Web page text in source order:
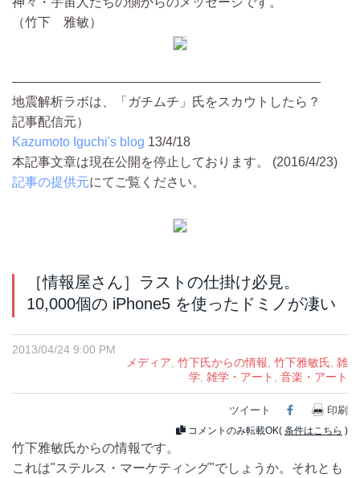
（竹下 雅敏）
————————————————————————
地震解析ラボは、「ガチムチ」氏をスカウトしたら？
記事配信元）
Kazumoto Iguchi's blog 13/4/18
本記事文章は現在公開を停止しております。 (2016/4/23)
記事の提供元にてご覧ください。
［情報屋さん］ラストの仕掛け必見。
10,000個の iPhone5 を使ったドミノが凄い
2013/04/24 9:00 PM
メディア 竹下氏からの情報 竹下雅敏氏 雑
学 雑学・アート 音楽・アート
ツイート Facebook
印刷
コメントのみ転載OK( 条件はこちら )
竹下雅敏氏からの情報です。
これは"ステルス・マーケティング"でしょうか。それとも